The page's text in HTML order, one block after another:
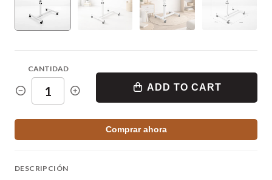
CANTIDAD
ADD TO CART
Comprar ahora
DESCRIPCIÓN